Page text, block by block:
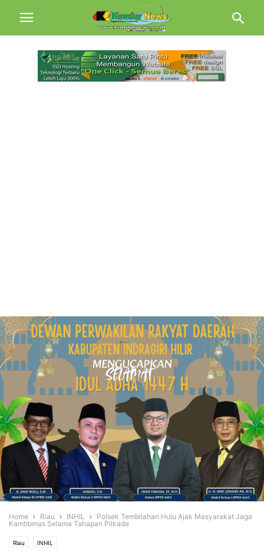
Home Riau INHIL
Polsek Tembilahan Hulu Ajak Masyarakat Jaga
Kamtibmas Selama Tahapan Pilkada
Riau INHIL